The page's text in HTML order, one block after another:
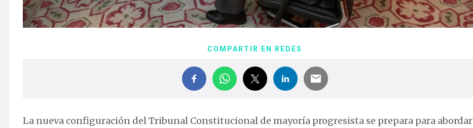
COMPARTIR EN REDES
La nueva configuración del Tribunal Constitucional de mayoría progresista se prepara para abordar